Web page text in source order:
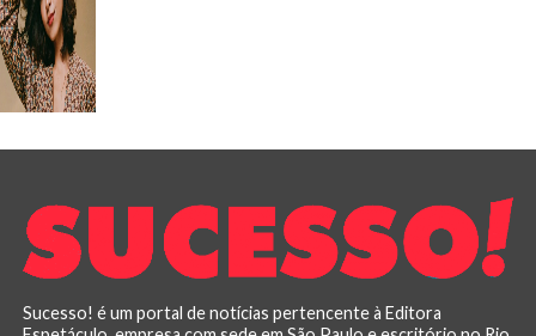
Sucesso! é um portal de notícias pertencente à Editora